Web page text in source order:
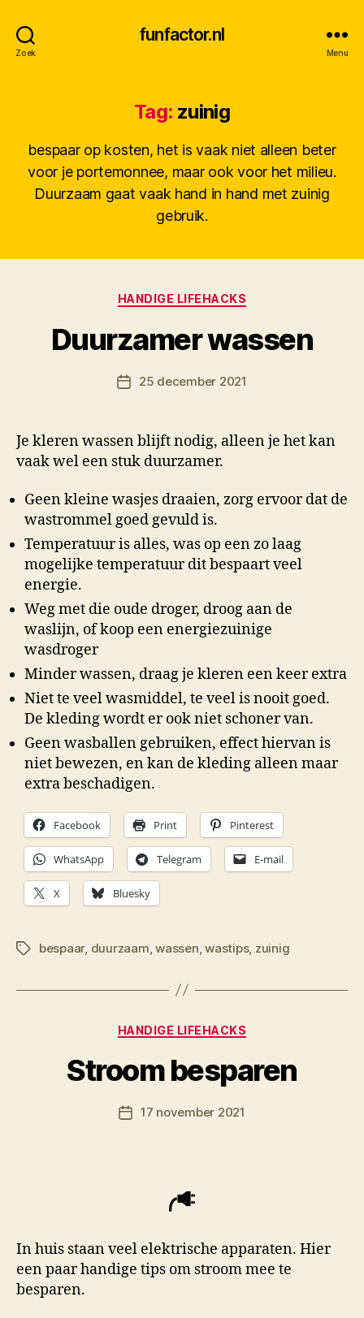
Zoek
funfactor.nl
Menu
Tag: zuinig
bespaar op kosten, het is vaak niet alleen beter
voor je portemonnee, maar ook voor het milieu.
Duurzaam gaat vaak hand in hand met zuinig
gebruik.
Categorieën
HANDIGE LIFEHACKS
Duurzamer wassen
Berichtauteur
o
r
Berichtdatum
25 december 2021
Je kleren wassen blijft nodig, alleen je het kan
vaak wel een stuk duurzamer.
Geen kleine wasjes draaien, zorg ervoor dat de
wastrommel goed gevuld is.
Temperatuur is alles, was op een zo laag
mogelijke temperatuur dit bespaart veel
energie.
Weg met die oude droger, droog aan de
waslijn, of koop een energiezuinige
wasdroger
Minder wassen, draag je kleren een keer extra
Niet te veel wasmiddel, te veel is nooit goed.
De kleding wordt er ook niet schoner van.
Geen wasballen gebruiken, effect hiervan is
niet bewezen, en kan de kleding alleen maar
extra beschadigen.
Facebook Print Pinterest
WhatsApp Telegram E-mail
X Bluesky
Tagsbespaar, duurzaam ,wassen ,wastips, zuinig
Categorieën
HANDIGE LIFEHACKS
Stroom besparen
Berichtauteur
o
r
Berichtdatum
17 november 2021
In huis staan veel elektrische apparaten. Hier
een paar handige tips om stroom mee te
besparen.